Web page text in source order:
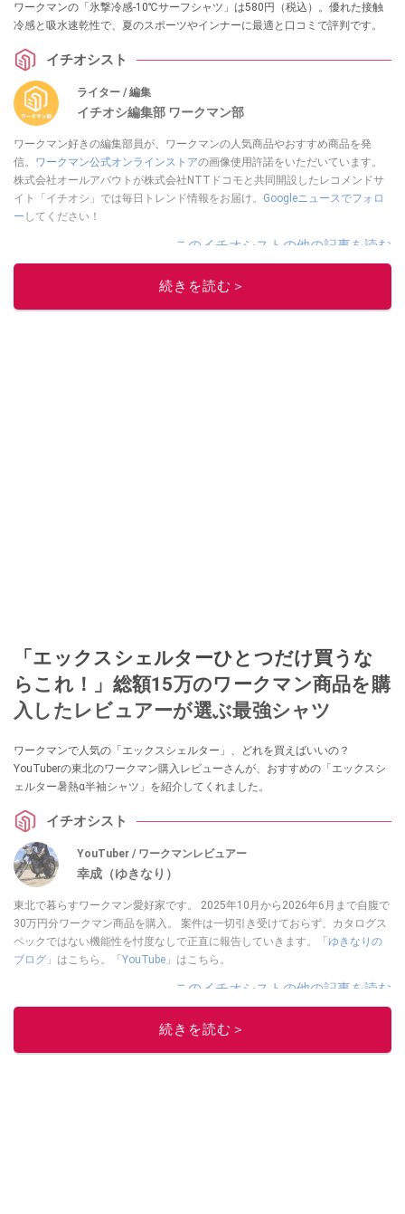
ワークマンの「氷撃冷感-10℃サーフシャツ」は580円（税込）。優れた接触
冷感と吸水速乾性で、夏のスポーツやインナーに最適と口コミで評判です。
イチオシスト
ライター / 編集
イチオシ編集部 ワークマン部
ワークマン好きの編集部員が、ワークマンの人気商品やおすすめ商品を発
信。 ワークマン公式オンラインストアの画像使用許諾をいただいています。
株式会社オールアバウトが株式会社NTTドコモと共同開設したレコメンドサ
イト「イチオシ」では毎日トレンド情報をお届け。 Googleニュースでフォロ
ー してください！
このイチオシストの他の記事を読む
続きを読む＞
「エックスシェルターひとつだけ買うな
らこれ！」総額15万のワークマン商品を購
入したレビュアーが選ぶ最強シャツ
ワークマンで人気の「エックスシェルター」、どれを買えばいいの？
YouTuberの東北のワークマン購入レビューさんが、おすすめの「エックスシ
ェルター暑熱α半袖シャツ」を紹介してくれました。
イチオシスト
YouTuber / ワークマンレビュアー
幸成（ゆきなり）
東北で暮らすワークマン愛好家です。 2025年10月から2026年6月まで自腹で
30万円分ワークマン商品を購入。 案件は一切引き受けておらず、カタログス
ペックではない機能性を忖度なしで正直に報告していきます。「 ゆきなりの
ブログ 」はこちら。「 YouTube 」はこちら。
このイチオシストの他の記事を読む
続きを読む＞